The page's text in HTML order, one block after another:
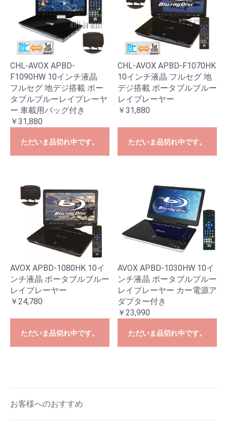
CHL-AVOX APBD-
F1090HW 10インチ液晶
フルセグ 地デジ搭載 ポー
タブルブルーレイプレーヤ
ー 車載用バッグ付き
￥31,880
ただいま品切れ中です。
CHL-AVOX APBD-F1070HK
10インチ液晶 フルセグ 地
デジ搭載 ポータブルブルー
レイプレーヤー
￥31,880
ただいま品切れ中です。
AVOX APBD-1080HK 10イ
ンチ液晶 ポータブルブルー
レイプレーヤー
￥24,780
ただいま品切れ中です。
AVOX APBD-1030HW 10イ
ンチ液晶 ポータブルブルー
レイプレーヤー カー電源ア
ダプター付き
￥23,990
ただいま品切れ中です。
お客様へのおすすめ